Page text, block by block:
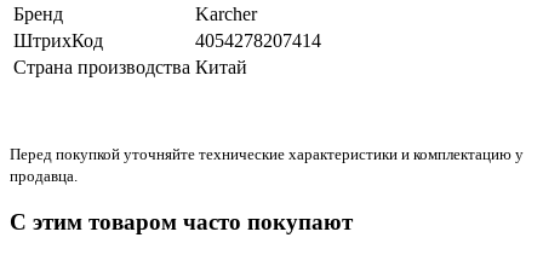
Бренд
Karcher
ШтрихКод
4054278207414
Страна производства Китай
Перед покупкой уточняйте технические характеристики и комплектацию у
продавца.
С этим товаром часто покупают